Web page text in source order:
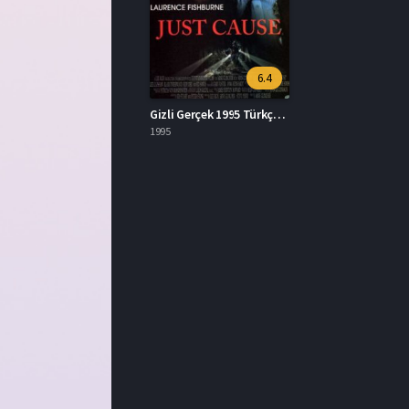
6.4
Gizli Gerçek 1995 Türkçe Dublaj İzle
1995